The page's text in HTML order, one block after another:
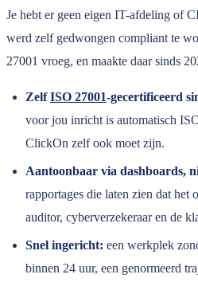
Je hebt er geen eigen IT-afdeling of
werd zelf gedwongen compliant te
27001 vroeg, en maakte daar sinds
ZelfISO 27001-gecertificeerd
voor jou inricht is automatisch
ClickOn zelf ook moet zijn.
Aantoonbaar via dashboards,
rapportages die laten zien dat het
auditor, cyberverzekeraar en de
Snel ingericht: een werkplek
binnen 24 uur, een genormeerd